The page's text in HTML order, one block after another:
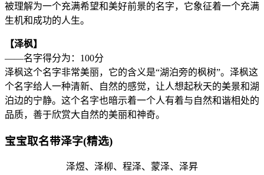
被理解为一个充满希望和美好前景的名字，它象征着一个充满
生机和成功的人生。
【泽枫】
——名字得分为：100分
泽枫这个名字非常美丽，它的含义是“湖泊旁的枫树”。泽枫这
个名字给人一种清新、自然的感觉，让人想起秋天的美景和湖
泊边的宁静。这个名字也暗示着一个人有着与自然和谐相处的
品质，善于欣赏大自然的美丽和神奇。
宝宝取名带泽字(精选)
泽煜、泽柳、程泽、蒙泽、泽昇